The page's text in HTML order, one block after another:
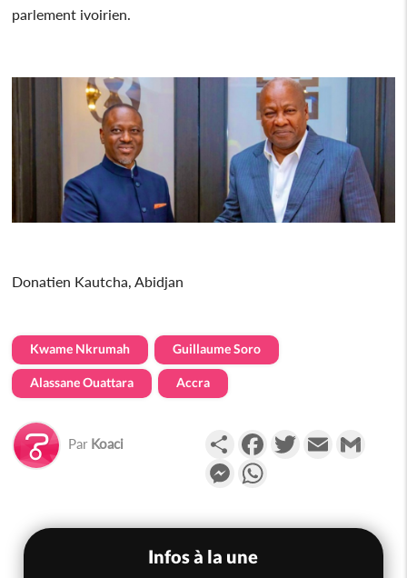
parlement ivoirien.
Donatien Kautcha, Abidjan
Kwame Nkrumah Guillaume Soro
Alassane Ouattara Accra
Par Koaci PartagerFacebookTwitterEmail
Messenger
Infos à la une